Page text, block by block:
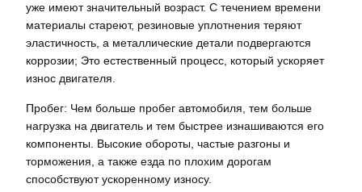
уже имеют значительный возраст. С течением времени
материалы стареют, резиновые уплотнения теряют
эластичность, а металлические детали подвергаются
коррозии; Это естественный процесс, который ускоряет
износ двигателя.
Пробег: Чем больше пробег автомобиля, тем больше
нагрузка на двигатель и тем быстрее изнашиваются его
компоненты. Высокие обороты, частые разгоны и
торможения, а также езда по плохим дорогам
способствуют ускоренному износу.